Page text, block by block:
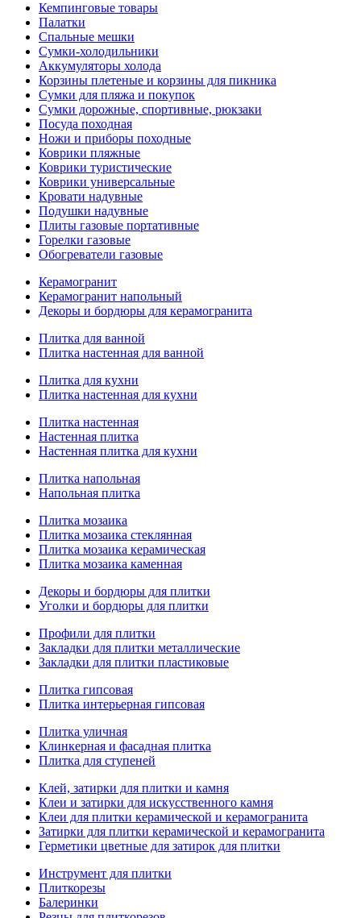
Кемпинговые товары
Палатки
Спальные мешки
Сумки-холодильники
Аккумуляторы холода
Корзины плетеные и корзины для пикника
Сумки для пляжа и покупок
Сумки дорожные, спортивные, рюкзаки
Посуда походная
Ножи и приборы походные
Коврики пляжные
Коврики туристические
Коврики универсальные
Кровати надувные
Подушки надувные
Плиты газовые портативные
Горелки газовые
Обогреватели газовые
Керамогранит
Керамогранит напольный
Декоры и бордюры для керамогранита
Плитка для ванной
Плитка настенная для ванной
Плитка для кухни
Плитка настенная для кухни
Плитка настенная
Настенная плитка
Настенная плитка для кухни
Плитка напольная
Напольная плитка
Плитка мозаика
Плитка мозаика стеклянная
Плитка мозаика керамическая
Плитка мозаика каменная
Декоры и бордюры для плитки
Уголки и бордюры для плитки
Профили для плитки
Закладки для плитки металлические
Закладки для плитки пластиковые
Плитка гипсовая
Плитка интерьерная гипсовая
Плитка уличная
Клинкерная и фасадная плитка
Плитка для ступеней
Клей, затирки для плитки и камня
Клеи и затирки для искусственного камня
Клеи для плитки керамической и керамогранита
Затирки для плитки керамической и керамогранита
Герметики цветные для затирок для плитки
Инструмент для плитки
Плиткорезы
Балеринки